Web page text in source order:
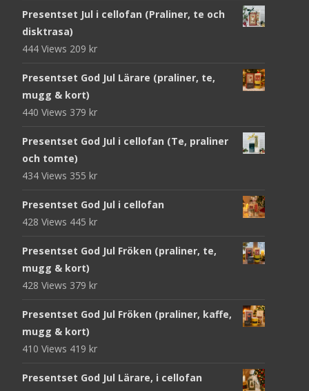
Presentset Jul i cellofan (Praliner, te och
disktrasa)
444 Views 209 kr
Presentset God Jul Lärare (praliner, te,
mugg & kort)
440 Views 379 kr
Presentset God Jul i cellofan (Te, praliner
och tomte)
434 Views 355 kr
Presentset God Jul i cellofan
428 Views 445 kr
Presentset God Jul Fröken (praliner, te,
mugg & kort)
428 Views 379 kr
Presentset God Jul Fröken (praliner, kaffe,
mugg & kort)
410 Views 419 kr
Presentset God Jul Lärare, i cellofan